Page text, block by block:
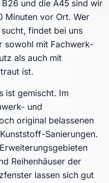
und die A45 sind wir
Minuten vor Ort. Wer
findet bei uns
sowohl mit Fachwerk-
als auch mit
ist.
ist gemischt. Im
und
original belassenen
Sanierungen.
Reihenhäuser der
lassen sich gut